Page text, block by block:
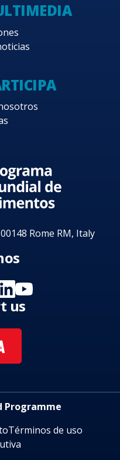
Rome RM, Italy
us
Programme
Términos de uso